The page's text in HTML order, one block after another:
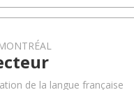
de la langue française